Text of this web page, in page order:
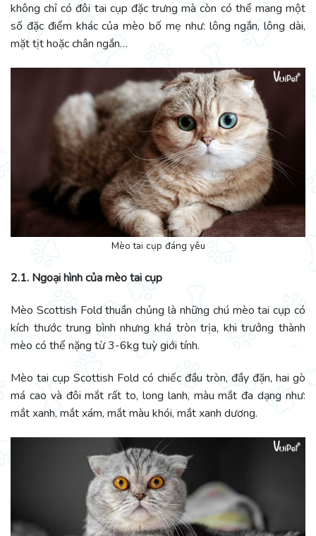
không chỉ có đôi tai cụp đặc trưng mà còn có thể mang một
số đặc điểm khác của mèo bố mẹ như: lông ngắn, lông dài,
mặt tịt hoặc chân ngắn…
Mèo tai cụp đáng yêu
2.1. Ngoại hình của mèo tai cụp
Mèo Scottish Fold thuần chủng là những chú mèo tai cụp có
kích thước trung bình nhưng khá tròn trịa, khi trưởng thành
mèo có thể nặng từ 3-6kg tuỳ giới tính.
Mèo tai cụp Scottish Fold có chiếc đầu tròn, đầy đặn, hai gò
má cao và đôi mắt rất to, long lanh, màu mắt đa dạng như:
mắt xanh, mắt xám, mắt màu khói, mắt xanh dương.